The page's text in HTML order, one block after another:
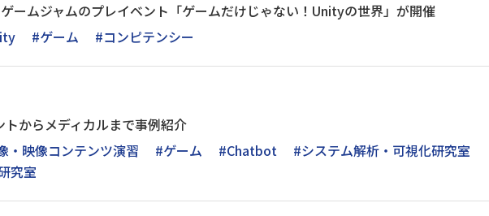
ームジャムのプレイベント「ゲームだけじゃない！Unityの世界」が開催
#ゲーム #コンピテンシー
トからメディカルまで事例紹介
・映像コンテンツ演習 #ゲーム #Chatbot
#システム解析・可視化研究室
究室